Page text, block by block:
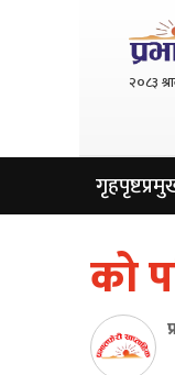
२०८३
गृहपृष्ट
को